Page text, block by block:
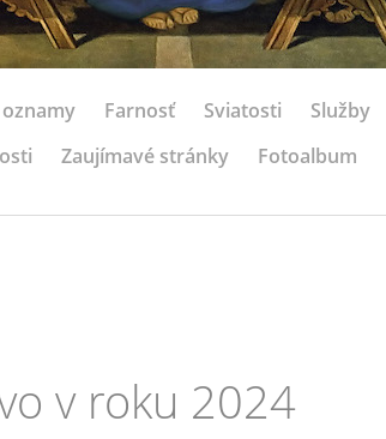
Farnosť Sviatosti Služby
Zaujímavé stránky Fotoalbum
v roku 2024